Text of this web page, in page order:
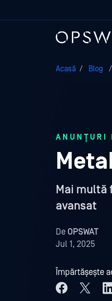
Acasă / Blog /
ANUNȚURI
Mai
avansat
De OPSWAT
Jul 1, 2025
Împărtășește